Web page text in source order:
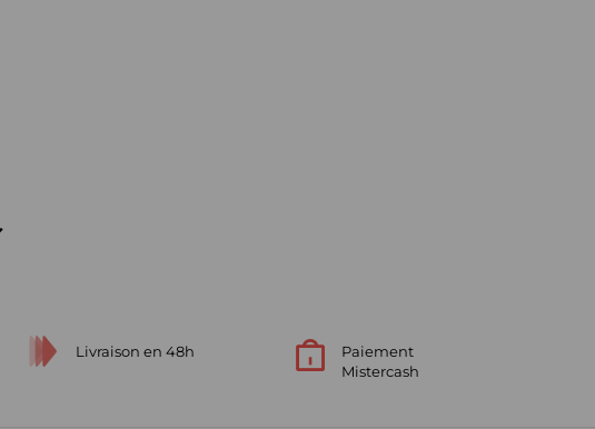
Livraison en 48h
Paiement
Mistercash